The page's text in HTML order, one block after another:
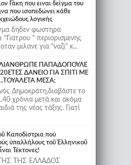
Γάκη που ειναι δείγμα του
που ισοπεδώνει κάθε
λογικής
δηδεν φωστηρα
"Γιατρου " περιορισμενης
μιλανε για "ναζι" κ...
ΠΑΠΑΔΟΠΟΥΛΕ
ΔΑΝΕΙΟ ΓΙΑ ΣΠΙΤΙ ΜΕ
ΜΕΣΑ;
Δημοκράτη,διαβάστε το
χρόνια μετά και ακόμα
της νέας τάξης. Γιατί
Καποδίστρια ποὺ
ὑπαλλήλους τοῦ Ἑλληνικοῦ
Τέκτονες!
ΤΗΣ ΕΛΛΑΔΟΣ